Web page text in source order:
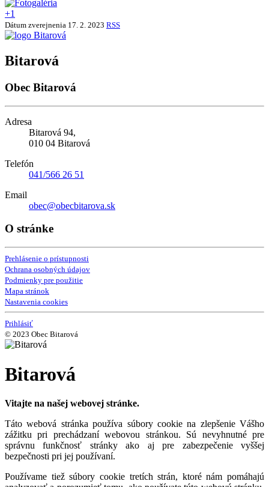
+1
Dátum zverejnenia 17. 2. 2023 RSS
Bitarová
Obec Bitarová
Adresa
Bitarová 94,
010 04 Bitarová
Telefón
041/566 26 51
Email
obec@obecbitarova.sk
O stránke
Prehlásenie o prístupnosti
Ochrana osobných údajov
Podmienky pre použitie
Mapa stránok
Nastavenia cookies
Prihlásiť
© 2023 Obec Bitarová
Bitarová
Vitajte na našej webovej stránke.
Táto webová stránka používa súbory cookie na zlepšenie Vášho
zážitku pri prechádzaní webovou stránkou. Sú nevyhnutné pre
správnu funkčnosť stránky ako aj pre zabezpečenie vyššej
bezpečnosti pri jej používaní.
Používame tiež súbory cookie tretích strán, ktoré nám pomáhajú